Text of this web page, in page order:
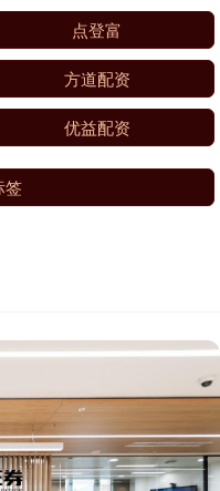
点登富
方道配资
优益配资
签